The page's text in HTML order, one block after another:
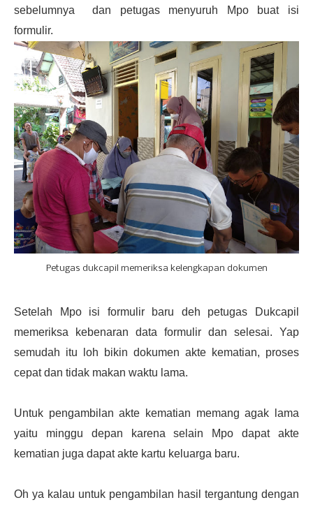
sebelumnya dan petugas menyuruh Mpo buat isi
formulir.
Petugas dukcapil memeriksa kelengkapan dokumen
Setelah Mpo isi formulir baru deh petugas Dukcapil
memeriksa kebenaran data formulir dan selesai. Yap
semudah itu loh bikin dokumen akte kematian, proses
cepat dan tidak makan waktu lama.
Untuk pengambilan akte kematian memang agak lama
yaitu minggu depan karena selain Mpo dapat akte
kematian juga dapat akte kartu keluarga baru.
Oh ya kalau untuk pengambilan hasil tergantung dengan